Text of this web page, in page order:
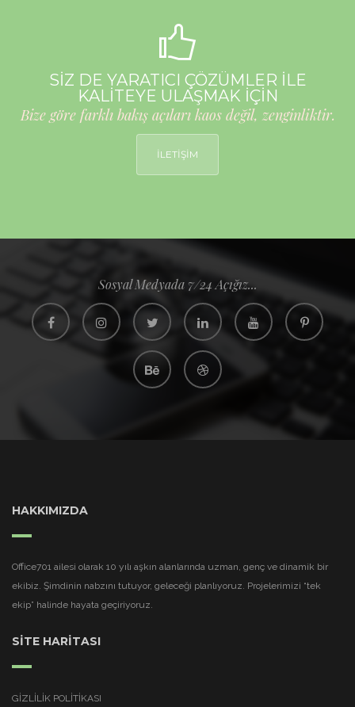
SİZ DE YARATICI ÇÖZÜMLER İLE
KALİTEYE ULAŞMAK İÇİN
Bize göre farklı bakış açıları kaos değil, zenginliktir.
İLETİŞİM
Sosyal Medyada 7/24 Açığız...
HAKKIMIZDA
Office701 ailesi olarak 10 yılı aşkın alanlarında uzman, genç ve dinamik bir
ekibiz. Şimdinin nabzını tutuyor, geleceği planlıyoruz. Projelerimizi “tek
ekip” halinde hayata geçiriyoruz.
SİTE HARİTASI
GIZLILIK POLITIKASI